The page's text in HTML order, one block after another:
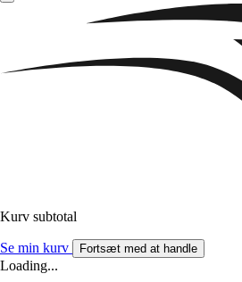
Kurv subtotal
Se min kurv Fortsæt med at handle
Loading...